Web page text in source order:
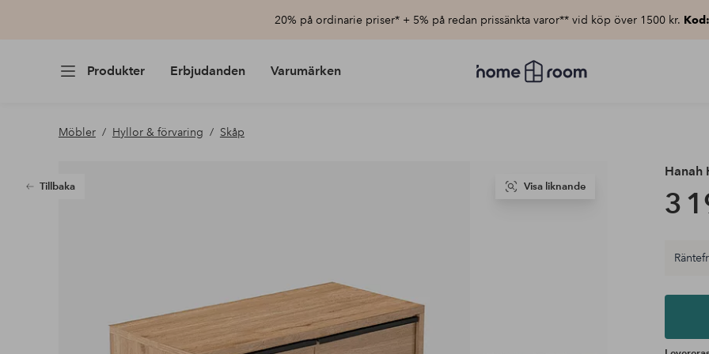
20% på ordinarie priser* + 5% på redan prissänkta varor** vid köp över 1500 kr.
Produkter Erbjudanden Varumärken
Homeroom
–
Möbler Hyllor & förvaring Skåp
Tillbaka Visa liknande
Hanah
3